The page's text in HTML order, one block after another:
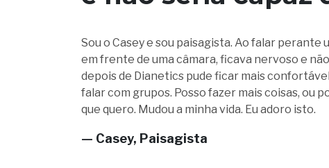
Sou o Casey e sou paisagista. Ao falar perante
em frente de uma câmara, ficava nervoso e
depois de Dianetics pude ficar mais
falar com grupos. Posso fazer mais coisas, ou
que quero. Mudou a minha vida. Eu adoro isto.
— Casey, Paisagista